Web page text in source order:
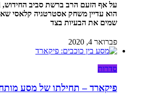
הוא עדיין משחק אסטרטגיה קלאסי
שמים את הבעיות בצד
פברואר 4, 2020
סדרות
פיקארד – תחילתו של מסע